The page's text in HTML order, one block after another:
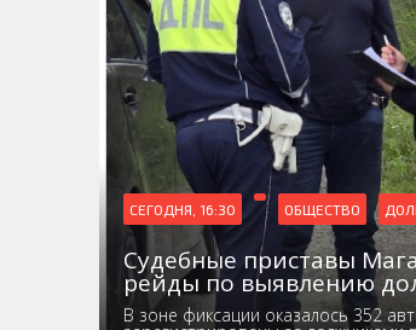
СЕГОДНЯ, 16:30 ОБЩЕСТВО
Судебные приставы
рейды по выявлению
В зоне фиксации оказалось 352